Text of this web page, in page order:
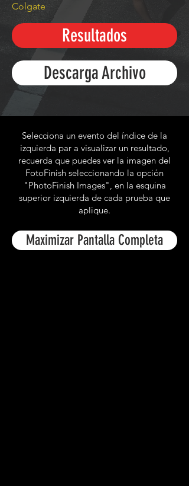
Colgate
Resultados
Descarga Archivo
Selecciona un evento del índice de la
izquierda par a visualizar un resultado,
recuerda que puedes ver la imagen del
FotoFinish seleccionando la opción
"PhotoFinish Images", en la esquina
superior izquierda de cada prueba que
aplique.
Maximizar Pantalla Completa